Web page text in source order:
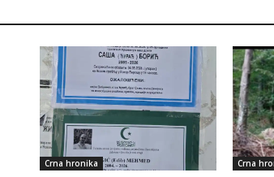
Crna hronika Crna